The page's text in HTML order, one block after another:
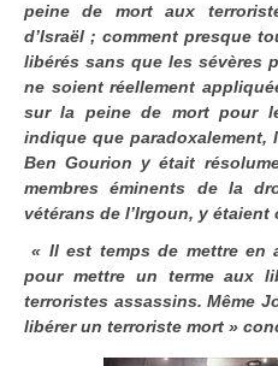
peine de mort aux
d’Israël ; comment presque
libérés sans que les sévères
ne soient réellement
sur la peine de mort pour
indique que paradoxalement,
Ben Gourion y était
membres éminents de la
vétérans de l’Irgoun, y étaient
« Il est temps de mettre en
pour mettre un terme aux
terroristes assassins. Même
libérer un terroriste mort »